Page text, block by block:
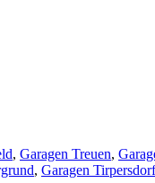
, Garagen Treuen,
, Garagen Tirpersdorf